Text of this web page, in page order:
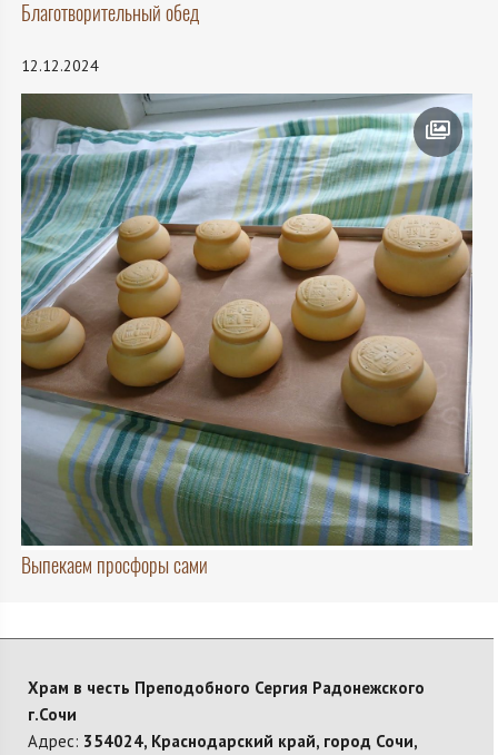
Благотворительный обед
12.12.2024
Выпекаем просфоры сами
Храм в честь Преподобного Сергия Радонежского
г.Сочи
Адрес: 354024, Краснодарский край, город Сочи,